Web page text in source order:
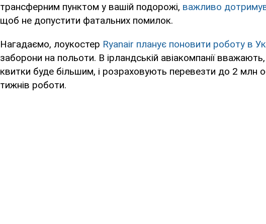
трансферним пунктом у вашій подорожі, важливо
щоб не допустити фатальних помилок.
Нагадаємо, лоукостер Ryanair планує поновити роботу в
заборони на польоти. В ірландській авіакомпанії
квитки буде більшим, і розраховують перевезти до 2 млн
тижнів роботи.